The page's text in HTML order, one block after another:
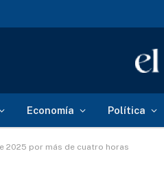
Economía Política
2025 por más de cuatro horas